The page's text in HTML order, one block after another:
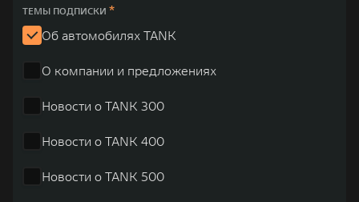
ТЕМЫ ПОДПИСКИ *
Об автомобилях TANK
О компании и предложениях
Новости о TANK 300
Новости о TANK 400
Новости о TANK 500